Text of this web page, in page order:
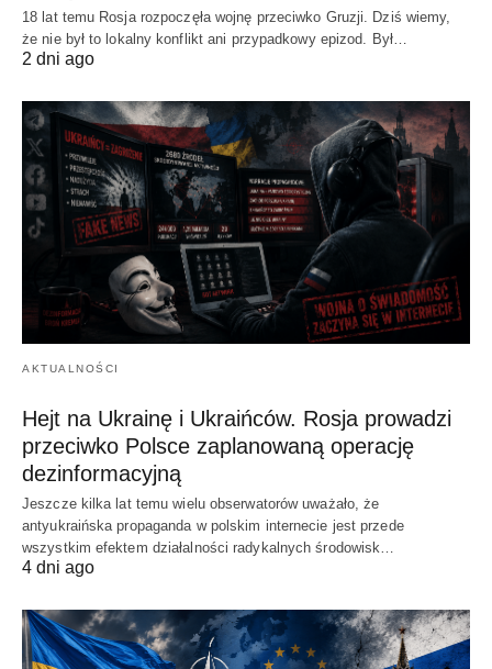
18 lat temu Rosja rozpoczęła wojnę przeciwko Gruzji. Dziś wiemy,
że nie był to lokalny konflikt ani przypadkowy epizod. Był…
2 dni ago
AKTUALNOŚCI
Hejt na Ukrainę i Ukraińców. Rosja prowadzi
przeciwko Polsce zaplanowaną operację
dezinformacyjną
Jeszcze kilka lat temu wielu obserwatorów uważało, że
antyukraińska propaganda w polskim internecie jest przede
wszystkim efektem działalności radykalnych środowisk…
4 dni ago